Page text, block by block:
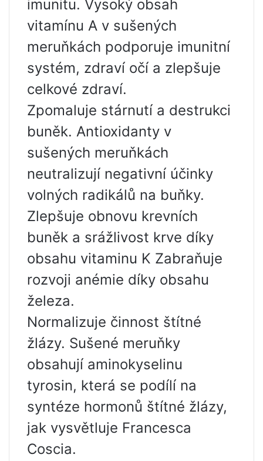
imunitu. Vysoký obsah
vitamínu A v sušených
meruňkách podporuje imunitní
systém, zdraví očí a zlepšuje
celkové zdraví.
Zpomaluje stárnutí a destrukci
buněk. Antioxidanty v
sušených meruňkách
neutralizují negativní účinky
volných radikálů na buňky.
Zlepšuje obnovu krevních
buněk a srážlivost krve díky
obsahu vitaminu K Zabraňuje
rozvoji anémie díky obsahu
železa.
Normalizuje činnost štítné
žlázy. Sušené meruňky
obsahují aminokyselinu
tyrosin, která se podílí na
syntéze hormonů štítné žlázy,
jak vysvětluje Francesca
Coscia.